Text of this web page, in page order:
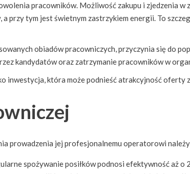
pracowników. Możliwość zakupu i zjedzenia w
przy tym jest świetnym zastrzykiem energii. To
obiadów pracowniczych, przyczynia się do
kandydatów oraz zatrzymanie pracowników w
inwestycja, która może podnieść atrakcyjność
prowadzenia jej profesjonalnemu operatorowi
spożywanie posiłków podnosi efektywność aż o